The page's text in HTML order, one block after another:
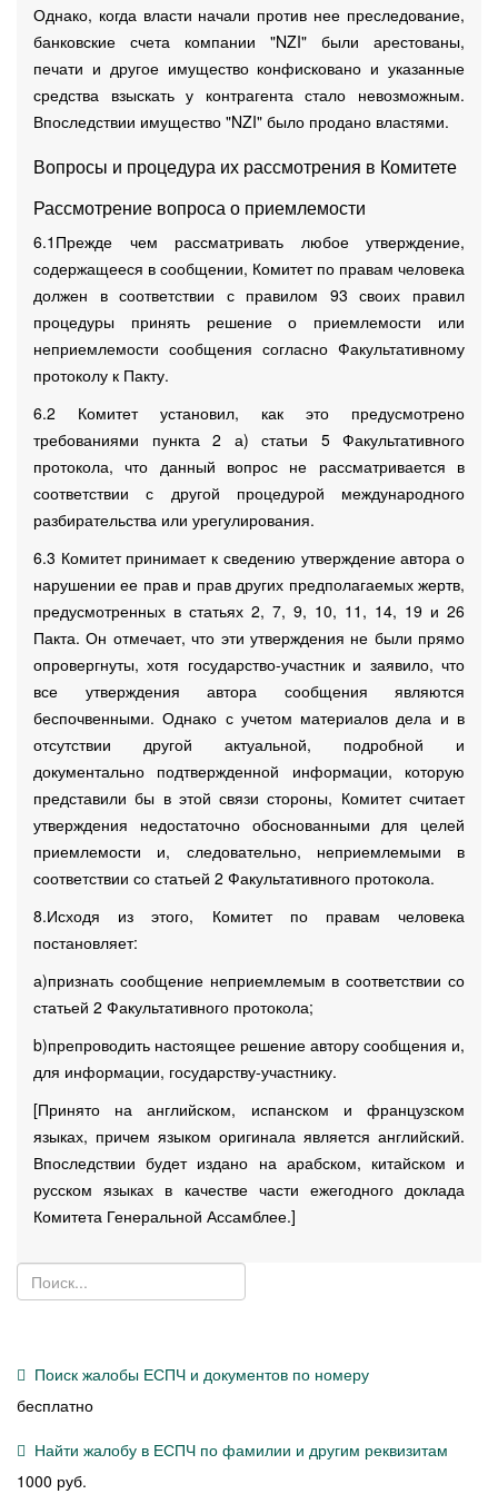
Однако, когда власти начали против нее преследование,
банковские счета компании "NZI" были арестованы,
печати и другое имущество конфисковано и указанные
средства взыскать у контрагента стало невозможным.
Впоследствии имущество "NZI" было продано властями.
Вопросы и процедура их рассмотрения в Комитете
Рассмотрение вопроса о приемлемости
6.1Прежде чем рассматривать любое утверждение,
содержащееся в сообщении, Комитет по правам человека
должен в соответствии с правилом 93 своих правил
процедуры принять решение о приемлемости или
неприемлемости сообщения согласно Факультативному
протоколу к Пакту.
6.2 Комитет установил, как это предусмотрено
требованиями пункта 2 а) статьи 5 Факультативного
протокола, что данный вопрос не рассматривается в
соответствии с другой процедурой международного
разбирательства или урегулирования.
6.3 Комитет принимает к сведению утверждение автора о
нарушении ее прав и прав других предполагаемых жертв,
предусмотренных в статьях 2, 7, 9, 10, 11, 14, 19 и 26
Пакта. Он отмечает, что эти утверждения не были прямо
опровергнуты, хотя государство-участник и заявило, что
все утверждения автора сообщения являются
беспочвенными. Однако с учетом материалов дела и в
отсутствии другой актуальной, подробной и
документально подтвержденной информации, которую
представили бы в этой связи стороны, Комитет считает
утверждения недостаточно обоснованными для целей
приемлемости и, следовательно, неприемлемыми в
соответствии со статьей 2 Факультативного протокола.
8.Исходя из этого, Комитет по правам человека
постановляет:
а)признать сообщение неприемлемым в соответствии со
статьей 2 Факультативного протокола;
b)препроводить настоящее решение автору сообщения и,
для информации, государству-участнику.
[Принято на английском, испанском и французском
языках, причем языком оригинала является английский.
Впоследствии будет издано на арабском, китайском и
русском языках в качестве части ежегодного доклада
Комитета Генеральной Ассамблее.]
Поиск жалобы ЕСПЧ и документов по номеру
бесплатно
Найти жалобу в ЕСПЧ по фамилии и другим реквизитам
1000 руб.